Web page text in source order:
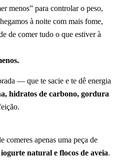
menos” para controlar o peso,
à noite com mais fome,
de comer tudo o que estiver à
— que te sacie e te dê energia
hidratos de carbono, gordura
comeres apenas uma peça de
natural e flocos de aveia.